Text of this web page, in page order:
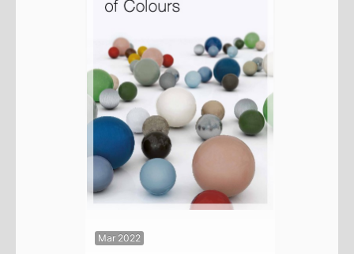
Mar 2022